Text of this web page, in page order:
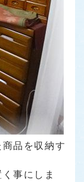
品を収納す
事にしま